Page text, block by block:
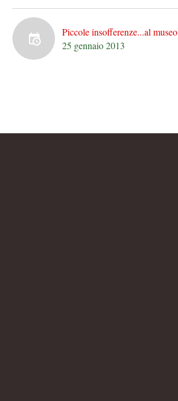
Piccole insofferenze...al museo
25 gennaio 2013